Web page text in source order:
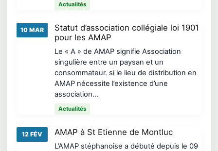
Actualités
10 MAR
Statut d’association collégiale loi 1901
pour les AMAP
Le « A » de AMAP signifie Association
singulière entre un paysan et un
consommateur. si le lieu de distribution en
AMAP nécessite l’existence d’une
association…
Actualités
12 FÉV AMAP à St Etienne de Montluc
L’AMAP stéphanoise a débuté depuis le 09